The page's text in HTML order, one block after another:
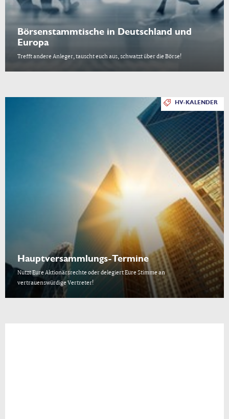
Börsenstammtische in Deutschland und
Europa
Trefft andere Anleger, tauscht euch aus, schwatzt über die Börse!
HV-KALENDER
Hauptversammlungs-Termine
Nutzt Eure Aktionärsrechte oder delegiert Eure Stimme an
vertrauenswürdige Vertreter!